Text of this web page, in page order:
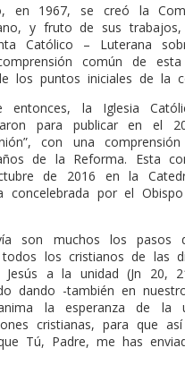
en 1967, se creó la
y fruto de sus
Católico – Luterana
común de
los puntos iniciales de la
entonces, la Iglesia
para publicar en el
con una
de la Reforma. Esta
de 2016 en la
concelebrada por el
son muchos los
los cristianos de las
Jesús a la unidad (Jn 20,
dando -también en
la esperanza de la
cristianas, para que
Tú, Padre, me has